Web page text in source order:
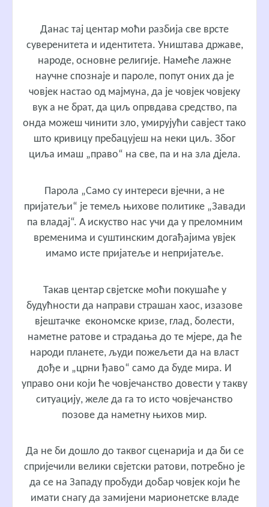
Данас тај центар моћи разбија све врсте
суверенитета и идентитета. Уништава државе,
народе, основне религије. Намеће лажне
научне спознаје и пароле, попут оних да је
човјек настао од мајмуна, да је човјек човјеку
вук а не брат, да циљ опрвдава средство, па
онда можеш чинити зло, умирујући савјест тако
што кривицу пребацујеш на неки циљ. Због
циља имаш „право“ на све, па и на зла дјела.
Парола „Само су интереси вјечни, а не
пријатељи“ је темељ њихове политике „Завади
па владај“. А искуство нас учи да у преломним
временима и суштинским догађајима увјек
имамо исте пријатеље и непријатеље.
Такав центар свјетске моћи покушаће у
будућности да направи страшан хаос, изазове
вјештачке економске кризе, глад, болести,
наметне ратове и страдања до те мјере, да ће
народи планете, људи пожељети да на власт
дође и „црни ђаво“ само да буде мира. И
управо они који ће човјечанство довести у такву
ситуацију, желе да га то исто човјечанство
позове да наметну њихов мир.
Да не би дошло до таквог сценарија и да би се
спријечили велики свјетски ратови, потребно је
да се на Западу пробуди добар човјек који ће
имати снагу да замијени марионетске владе